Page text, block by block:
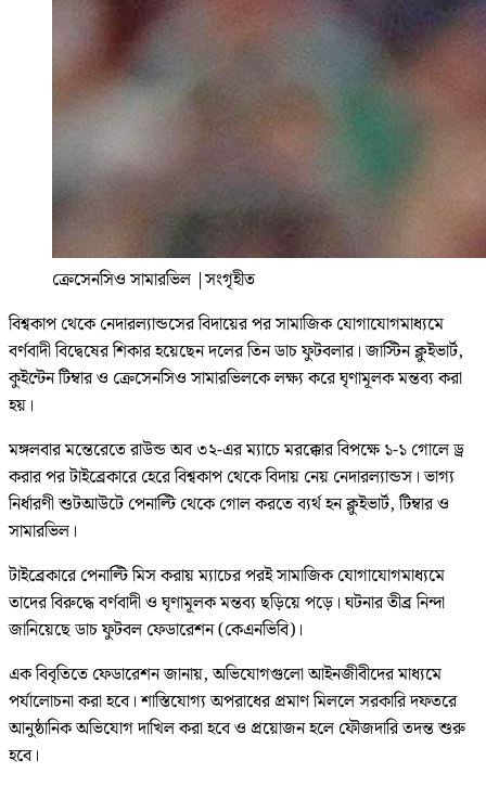
ক্রেসেনসিও সামারভিল |সংগৃহীত
বিশ্বকাপ থেকে নেদারল্যান্ডসের বিদায়ের পর সামাজিক যোগাযোগমাধ্যমে
বর্ণবাদী বিদ্বেষের শিকার হয়েছেন দলের তিন ডাচ ফুটবলার। জাস্টিন ক্লুইভার্ট,
কুইন্টেন টিম্বার ও ক্রেসেনসিও সামারভিলকে লক্ষ্য করে ঘৃণামূলক মন্তব্য করা
হয়।
মঙ্গলবার মন্তেরেতে রাউন্ড অব ৩২-এর ম্যাচে মরক্কোর বিপক্ষে ১-১ গোলে ড্র
করার পর টাইব্রেকারে হেরে বিশ্বকাপ থেকে বিদায় নেয় নেদারল্যান্ডস। ভাগ্য
নির্ধারণী শুটআউটে পেনাল্টি থেকে গোল করতে ব্যর্থ হন ক্লুইভার্ট, টিম্বার ও
সামারভিল।
টাইব্রেকারে পেনাল্টি মিস করায় ম্যাচের পরই সামাজিক যোগাযোগমাধ্যমে
তাদের বিরুদ্ধে বর্ণবাদী ও ঘৃণামূলক মন্তব্য ছড়িয়ে পড়ে। ঘটনার তীব্র নিন্দা
জানিয়েছে ডাচ ফুটবল ফেডারেশন (কেএনভিবি)।
এক বিবৃতিতে ফেডারেশন জানায়, অভিযোগগুলো আইনজীবীদের মাধ্যমে
পর্যালোচনা করা হবে। শাস্তিযোগ্য অপরাধের প্রমাণ মিললে সরকারি দফতরে
আনুষ্ঠানিক অভিযোগ দাখিল করা হবে ও প্রয়োজন হলে ফৌজদারি তদন্ত শুরু
হবে।